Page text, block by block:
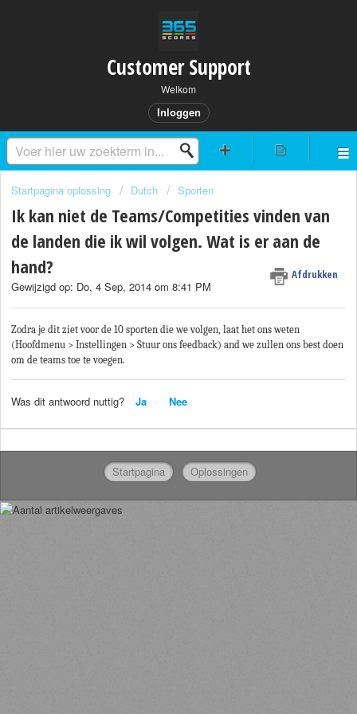
Customer Support
Welkom
Inloggen
Startpagina oplossing Dutch Sporten
Ik kan niet de Teams/Competities vinden van
de landen die ik wil volgen. Wat is er aan de
hand?
Afdrukken
Gewijzigd op: Do, 4 Sep, 2014 om 8:41 PM
Zodra je dit ziet voor de 10 sporten die we volgen, laat het ons weten
(Hoofdmenu > Instellingen > Stuur ons feedback) and we zullen ons best doen
om de teams toe te voegen.
Was dit antwoord nuttig? Ja Nee
Startpagina Oplossingen